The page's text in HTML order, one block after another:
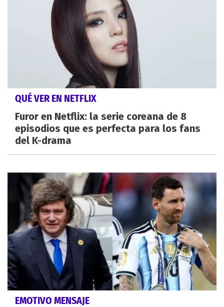
QUÉ VER EN NETFLIX
Furor en Netflix: la serie coreana de 8
episodios que es perfecta para los fans
del K-drama
EMOTIVO MENSAJE